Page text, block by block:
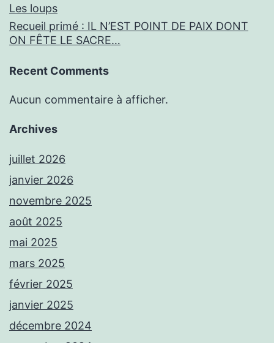
Les loups
Recueil primé : IL N’EST POINT DE PAIX DONT
ON FÊTE LE SACRE…
Recent Comments
Aucun commentaire à afficher.
Archives
juillet 2026
janvier 2026
novembre 2025
août 2025
mai 2025
mars 2025
février 2025
janvier 2025
décembre 2024